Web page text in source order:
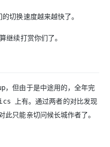
切换速度越来越快了。
继续打赏你们了。
，但由于是中途用的，全年完
上有。通过两者的对比发现
只能亲切问候长城作者了。